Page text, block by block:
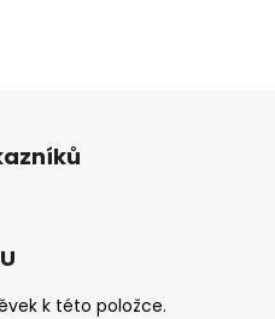
k této položce.